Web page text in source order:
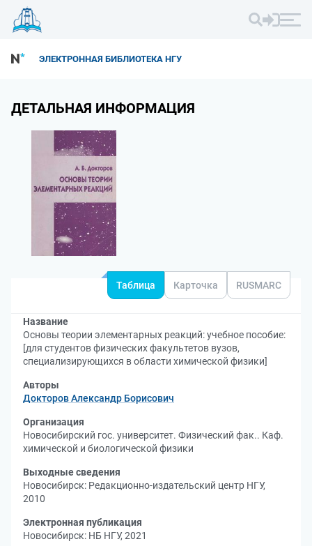
ЭЛЕКТРОННАЯ БИБЛИОТЕКА НГУ
ДЕТАЛЬНАЯ ИНФОРМАЦИЯ
Таблица Карточка RUSMARC
Название
Основы теории элементарных реакций: учебное пособие:
[для студентов физических факультетов вузов,
специализирующихся в области химической физики]
Авторы
Докторов Александр Борисович
Организация
Новосибирский гос. университет. Физический фак.. Каф.
химической и биологической физики
Выходные сведения
Новосибирск: Редакционно-издательский центр НГУ,
2010
Электронная публикация
Новосибирск: НБ НГУ, 2021